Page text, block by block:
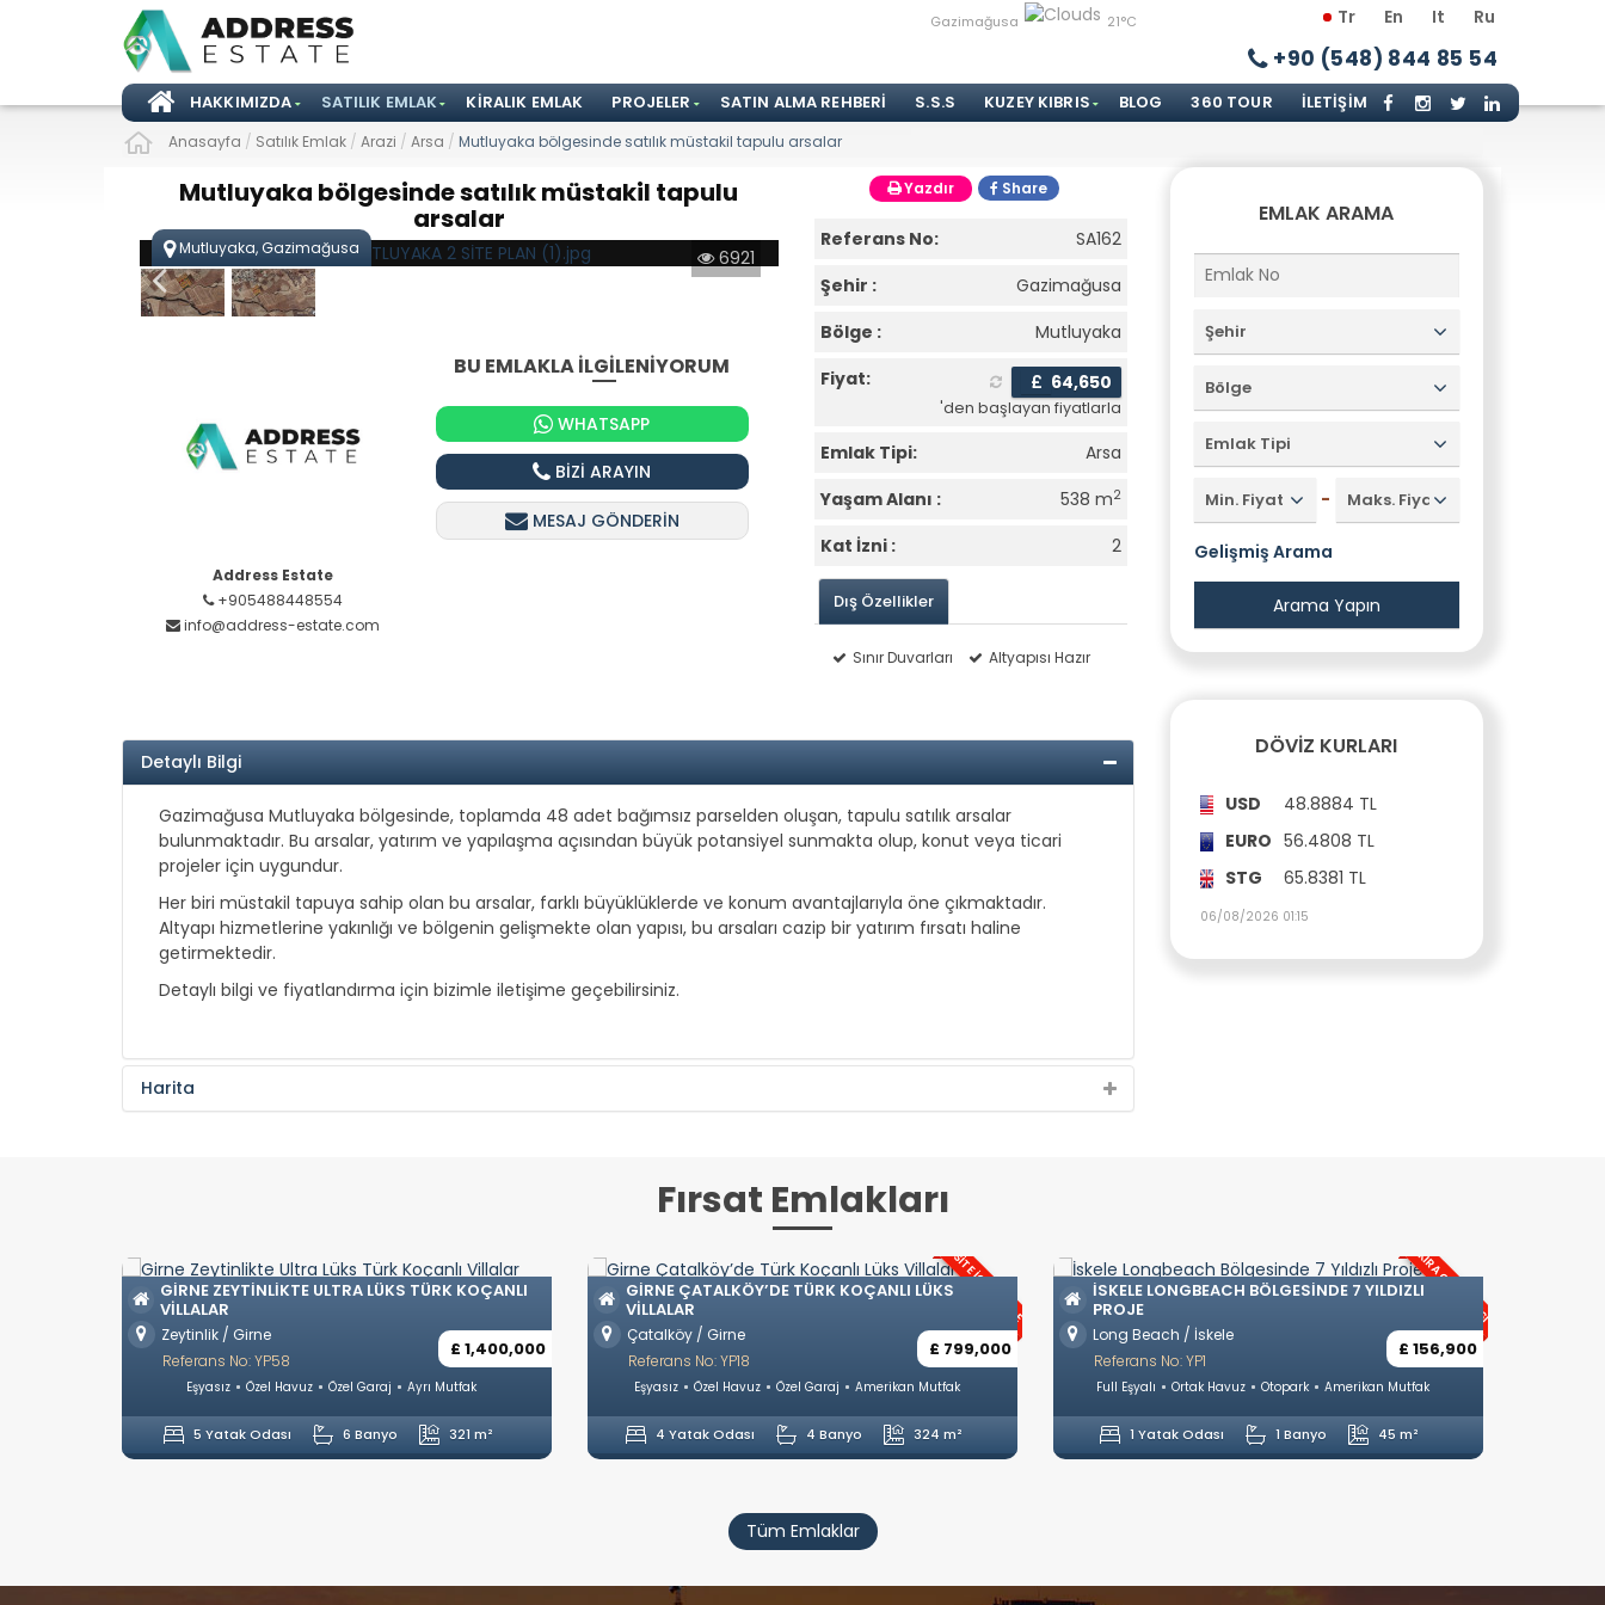
Tr En It Ru
Gazimağusa 21°C
+90 (548) 844 85 54
HAKKIMIZDA SATILIK EMLAK KIRALIK EMLAK PROJELER SATIN ALMA REHBERI S.S.S KUZEY KIBRIS BLOG 360 TOUR İLETIŞIM
Anasayfa / Satılık Emlak / Arazi / Arsa / Mutluyaka bölgesinde satılık müstakil tapulu arsalar
Yazdır Share
Mutluyaka bölgesinde satılık müstakil tapulu
arsalar
6921
Mutluyaka, Gazimağusa
Address Estate
+905488448554
info@address-estate.com
BU EMLAKLA İLGİLENİYORUM
WHATSAPP
BİZİ ARAYIN
MESAJ GÖNDERİN
Referans No:
SA162
Şehir :
Gazimağusa
Bölge :
Mutluyaka
Fiyat:
£ 64,650
'den başlayan fiyatlarla
Emlak Tipi:
Arsa
Yaşam Alanı :
538 m2
Kat İzni : 2
Dış Özellikler
Sınır Duvarları Altyapısı Hazır
Detaylı Bilgi
Gazimağusa Mutluyaka bölgesinde, toplamda 48 adet bağımsız parselden oluşan, tapulu satılık arsalar
bulunmaktadır. Bu arsalar, yatırım ve yapılaşma açısından büyük potansiyel sunmakta olup, konut veya ticari
projeler için uygundur.
Her biri müstakil tapuya sahip olan bu arsalar, farklı büyüklüklerde ve konum avantajlarıyla öne çıkmaktadır.
Altyapı hizmetlerine yakınlığı ve bölgenin gelişmekte olan yapısı, bu arsaları cazip bir yatırım fırsatı haline
getirmektedir.
Detaylı bilgi ve fiyatlandırma için bizimle iletişime geçebilirsiniz.
Harita
EMLAK ARAMA
Şehir
Bölge
Emlak Tipi
Min. Fiyat - Maks. Fiyat
Gelişmiş Arama
DÖVIZ KURLARI
USD
48.8884 TL
EURO 56.4808 TL
STG
65.8381 TL
06/08/2026 01:15
Fırsat Emlakları
GIRNE ZEYTINLIKTE ULTRA LÜKS TÜRK KOÇANLI
VILLALAR
Zeytinlik / Girne
£ 1,400,000
Referans No: YP58
Eşyasız Özel Havuz Özel Garaj Ayrı Mutfak
5 Yatak Odası 6 Banyo 321 m²
SITE İÇERISINDE
GIRNE ÇATALKÖY’DE TÜRK KOÇANLI LÜKS
VILLALAR
Çatalköy / Girne
£ 799,000
Referans No: YP18
Eşyasız Özel Havuz Özel Garaj Amerikan Mutfak
4 Yatak Odası 4 Banyo 324 m²
KIRA GARANTISI
İSKELE LONGBEACH BÖLGESINDE 7 YILDIZLI
PROJE
Long Beach / İskele
£ 156,900
Referans No: YP1
Full Eşyalı Ortak Havuz Otopark Amerikan Mutfak
1 Yatak Odası 1 Banyo 45 m²
Tüm Emlaklar